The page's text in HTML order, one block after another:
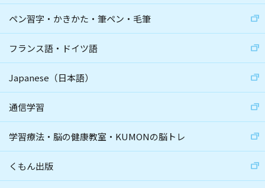
ペン習字・かきかた・筆ペン・毛筆
フランス語・ドイツ語
Japanese（日本語）
通信学習
学習療法・脳の健康教室・KUMONの脳トレ
くもん出版